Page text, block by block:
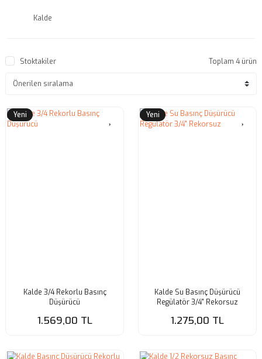
Kalde
Stoktakiler Toplam 4 ürün
Yeni
Kalde 3/4 Rekorlu Basınç
Düşürücü
1.569,00 TL
Yeni
Kalde Su Basınç Düşürücü
Regülatör 3/4'' Rekorsuz
1.275,00 TL